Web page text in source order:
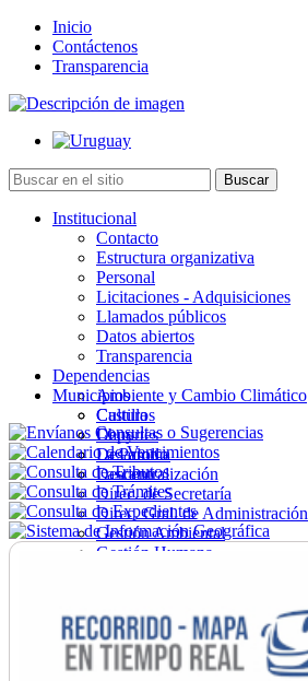
Inicio
Contáctenos
Transparencia
Institucional
Contacto
Estructura organizativa
Personal
Licitaciones - Adquisiciones
Llamados públicos
Datos abiertos
Transparencia
Dependencias
Ambiente y Cambio Climático
Cultura
Deportes
Desarrollo
Descentralización
Direc. de Secretaría
Direc. Gral. de Administración
Gestión Ambiental
Gestión Humana
Ordenamiento
Promoción Social
Salud
Secretaría General
Municipios
Castillos
Chuy
La Paloma
Lascano